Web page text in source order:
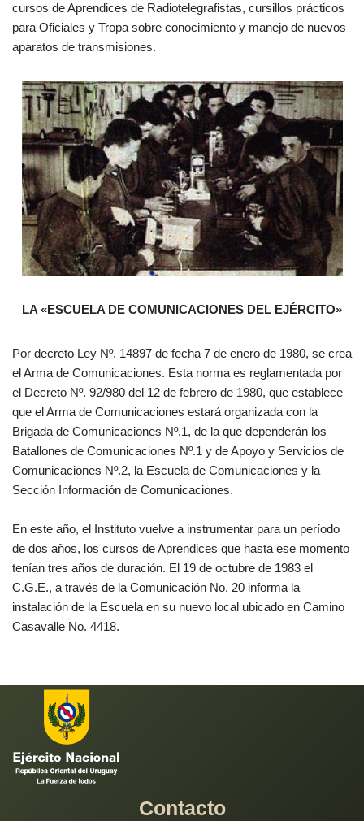
cursos de Aprendices de Radiotelegrafistas, cursillos prácticos
para Oficiales y Tropa sobre conocimiento y manejo de nuevos
aparatos de transmisiones.
LA «ESCUELA DE COMUNICACIONES DEL EJÉRCITO»
Por decreto Ley Nº. 14897 de fecha 7 de enero de 1980, se crea
el Arma de Comunicaciones. Esta norma es reglamentada por
el Decreto Nº. 92/980 del 12 de febrero de 1980, que establece
que el Arma de Comunicaciones estará organizada con la
Brigada de Comunicaciones Nº.1, de la que dependerán los
Batallones de Comunicaciones Nº.1 y de Apoyo y Servicios de
Comunicaciones Nº.2, la Escuela de Comunicaciones y la
Sección Información de Comunicaciones.
En este año, el Instituto vuelve a instrumentar para un período
de dos años, los cursos de Aprendices que hasta ese momento
tenían tres años de duración. El 19 de octubre de 1983 el
C.G.E., a través de la Comunicación No. 20 informa la
instalación de la Escuela en su nuevo local ubicado en Camino
Casavalle No. 4418.
Contacto